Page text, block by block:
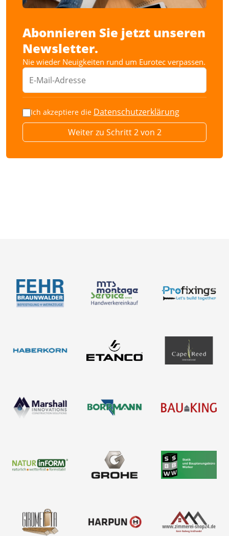
Abonnieren Sie jetzt unseren
Newsletter.
Nie wieder Neuigkeiten rund um Eurotec verpassen.
Ich akzeptiere die Datenschutzerklärung
Weiter zu Schritt 2 von 2